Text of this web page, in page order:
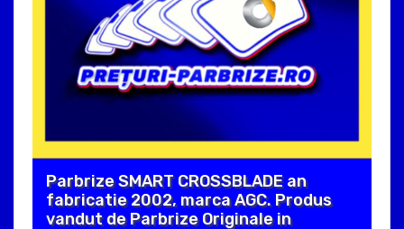
Parbrize SMART CROSSBLADE an
fabricatie 2002, marca AGC. Produs
vandut de Parbrize Originale in